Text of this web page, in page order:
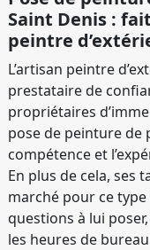
Saint Denis :
peintre
L’artisan peintre
prestataire de
propriétaires
pose de peinture de
compétence et
En plus de cela, ses
marché pour ce type
questions à lui
les heures de